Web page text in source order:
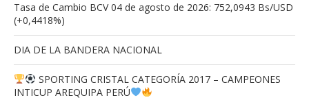
Tasa de Cambio BCV 04 de agosto de 2026: 752,0943 Bs/USD
(+0,4418%)
DIA DE LA BANDERA NACIONAL
SPORTING CRISTAL CATEGORÍA 2017 – CAMPEONES
INTICUP AREQUIPA PERÚ